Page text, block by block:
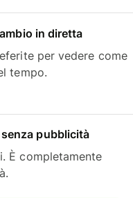
in diretta
per vedere come
tempo.
pubblicità
È completamente